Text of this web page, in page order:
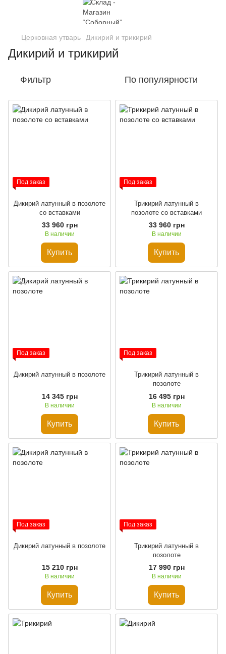
Церковная утварь Дикирий и трикирий
Дикирий и трикирий
Фильтр По популярности
Под заказ
Дикирий латунный в позолоте
со вставками
33 960 грн
В наличии
Купить
Под заказ
Трикирий латунный в
позолоте со вставками
33 960 грн
В наличии
Купить
Под заказ
Дикирий латунный в позолоте
14 345 грн
В наличии
Купить
Под заказ
Трикирий латунный в
позолоте
16 495 грн
В наличии
Купить
Под заказ
Дикирий латунный в позолоте
15 210 грн
В наличии
Купить
Под заказ
Трикирий латунный в
позолоте
17 990 грн
В наличии
Купить